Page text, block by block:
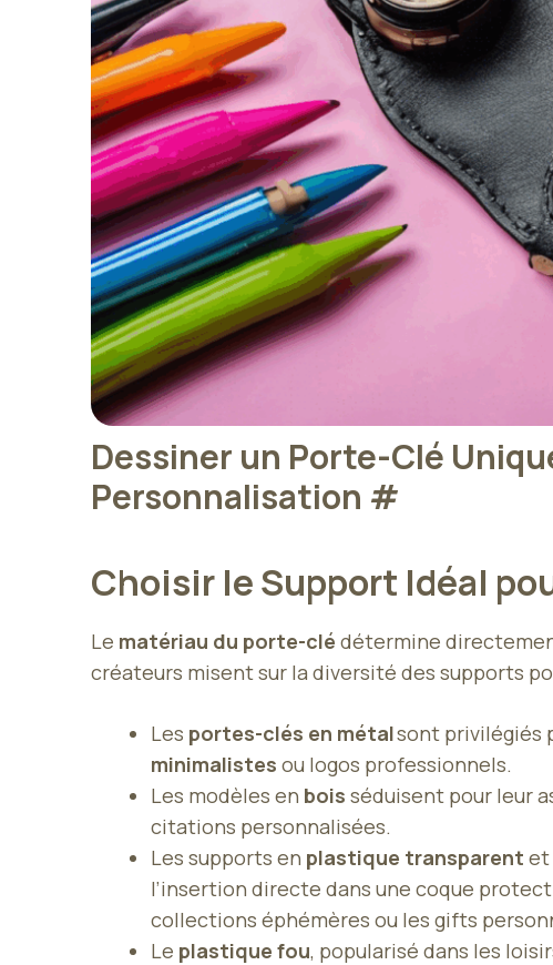
Dessiner un Porte-Clé
Personnalisation #
Choisir le Support Idéal
Le matériau du porte-clé détermine
créateurs misent sur la diversité des supports
Les portes-clés en métalsont privilégiés
minimalistes ou logos professionnels.
Les modèles en bois séduisent pour leur
citations personnalisées.
Les supports en plastique transparent et
l’insertion directe dans une coque
collections éphémères ou les gifts
Le plastique fou, popularisé dans les